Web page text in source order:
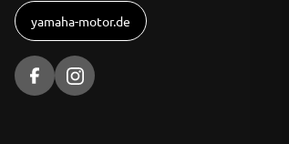
yamaha-motor.de